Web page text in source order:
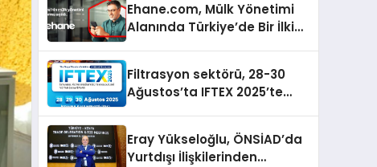
Ehane.com, Mülk Yönetimi
Alanında Türkiye’de Bir İlki
Filtrasyon sektörü, 28-30
Ağustos’ta IFTEX 2025’te
Eray Yükseloğlu, ÖNSİAD’da
Yurtdışı İlişkilerinden